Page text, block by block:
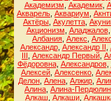
Академизм Академик,
Акварель Аквариум
Актёры Акулетта
Акционизм Аладжалов,
Албания Алекс
Александр, Александр II
III Александр Первый
Фёдоровна, Александров,
Алексей Алексенко
Делон Алена Алжир
Алина Алина-
Алкаш Алкаши